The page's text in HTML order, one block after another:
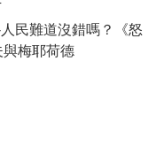
民難道沒錯嗎？《怒
與梅耶荷德